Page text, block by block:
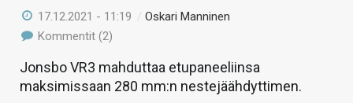
17.12.2021 - 11:19 /Oskari Manninen
Kommentit (2)
Jonsbo VR3 mahduttaa etupaneeliinsa
maksimissaan 280 mm:n nestejäähdyttimen.